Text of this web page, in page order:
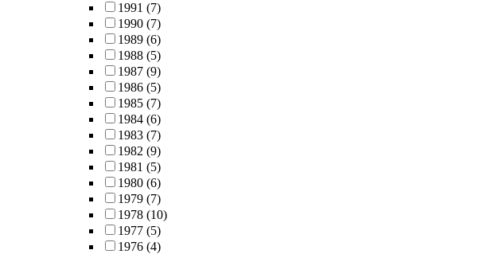
1991 (7)
1990 (7)
1989 (6)
1988 (5)
1987 (9)
1986 (5)
1985 (7)
1984 (6)
1983 (7)
1982 (9)
1981 (5)
1980 (6)
1979 (7)
1978 (10)
1977 (5)
1976 (4)